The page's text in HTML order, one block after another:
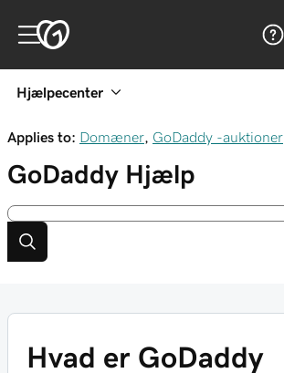
Hjælpecenter
Applies to: Domæner GoDaddy -auktioner
GoDaddy Hjælp
Hvad er GoDaddy